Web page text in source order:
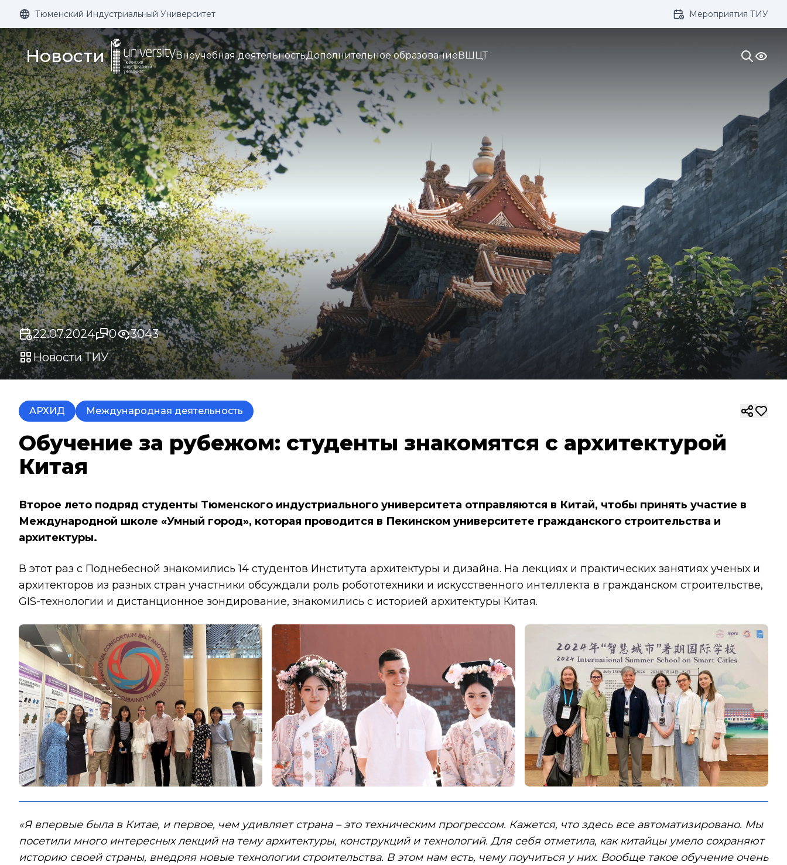
Размер шрифта: Цвет: Изображения: Кернинг: 1x 2x 3x Озвучивание:
Тюменский Индустриальный Университет Мероприятия ТИУ
Новости Внеучебная деятельностьДополнительное образованиеВШЦТ
22.07.2024 0
3043
Новости ТИУ
АРХИД Международная деятельность
Обучение за рубежом: студенты знакомятся с архитектурой
Китая
Второе лето подряд студенты Тюменского индустриального университета отправляются в Китай, чтобы принять участие в
Международной школе «Умный город», которая проводится в Пекинском университете гражданского строительства и
архитектуры.
В этот раз с Поднебесной знакомились 14 студентов Института архитектуры и дизайна. На лекциях и практических занятиях ученых и
архитекторов из разных стран участники обсуждали роль робототехники и искусственного интеллекта в гражданском строительстве,
GIS-технологии и дистанционное зондирование, знакомились с историей архитектуры Китая.
«Я впервые была в Китае, и первое, чем удивляет страна – это техническим прогрессом. Кажется, что здесь все автоматизировано. Мы
посетили много интересных лекций на тему архитектуры, конструкций и технологий. Для себя отметила, как китайцы умело сохраняют
историю своей страны, внедряя новые технологии строительства. В этом нам есть, чему поучиться у них. Вообще такое обучение очень